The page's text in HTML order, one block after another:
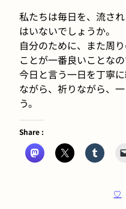
私たちは毎日を、流さ
はいないでしょうか。
自分のために、また周
ことが一番良いことなの
今日と言う一日を丁寧
ながら、祈りながら、
う。
Share :
♡